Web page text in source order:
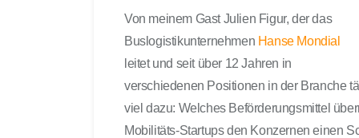
Von meinem Gast Julien Figur, der das
Buslogistikunternehmen Hanse Mondial
leitet und seit über 12 Jahren in
verschiedenen Positionen in der Branche
viel dazu: Welches Beförderungsmittel
Mobilitäts-Startups den Konzernen einen